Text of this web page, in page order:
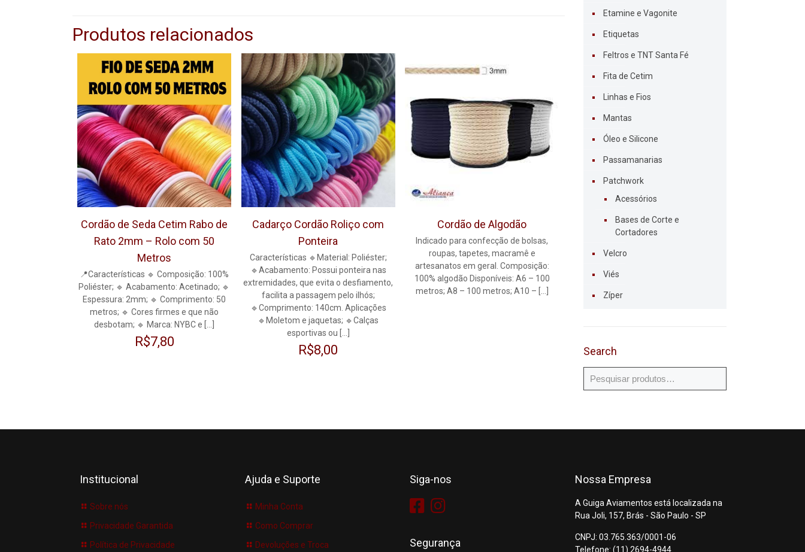
Produtos relacionados
Cordão de Seda Cetim Rabo de
Rato 2mm – Rolo com 50
Metros
📍Características 🔹 Composição: 100%
Poliéster; 🔹 Acabamento: Acetinado; 🔹
Espessura: 2mm; 🔹 Comprimento: 50
metros; 🔹 Cores firmes e que não
desbotam; 🔹 Marca: NYBC e
R$7,80
Cadarço Cordão Roliço com
Ponteira
Características 🔹Material: Poliéster;
🔹Acabamento: Possui ponteira nas
extremidades, que evita o desfiamento,
facilita a passagem pelo ilhós;
🔹Comprimento: 140cm. Aplicações
🔹Moletom e jaquetas; 🔹Calças
esportivas ou
R$8,00
Cordão de Algodão
Indicado para confecção de bolsas,
roupas, tapetes, macramê e
artesanatos em geral. Composição:
100% algodão Disponíveis: A6 – 100
metros; A8 – 100 metros; A10 –
Etamine e Vagonite
Etiquetas
Feltros e TNT Santa Fé
Fita de Cetim
Linhas e Fios
Mantas
Óleo e Silicone
Passamanarias
Patchwork
Acessórios
Bases de Corte e
Cortadores
Velcro
Viés
Zíper
Search
Institucional
Sobre nós
Privacidade Garantida
Política de Privacidade
Ajuda e Suporte
Minha Conta
Como Comprar
Devoluções e Troca
Siga-nos
Segurança
Nossa Empresa
A Guiga Aviamentos está localizada na
Rua Joli, 157, Brás - São Paulo - SP
CNPJ: 03.765.363/0001-06
Telefone: (11) 2694-4944